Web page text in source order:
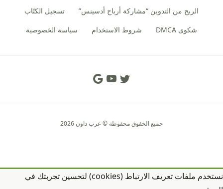
الربح من التدوين “مشاركة أرباح أدسينس”
تسجيل الكتّاب
شكوى DMCA
شروط الاستخدام سياسة الخصوصية
Social Links
جميع الحقوق محفوظة © عرب داون 2026
نستخدم ملفات تعريف الارتباط (cookies) لتحسين تجربتك في